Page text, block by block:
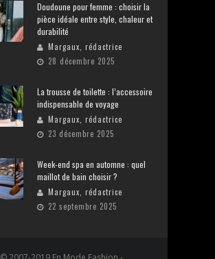
Doudoune pour femme : choisir la
pièce idéale entre style, chaleur et
durabilité
Margaux, rédactrice
28 décembre 2025
La trousse de toilette : l’accessoire
indispensable de voyage
Margaux, rédactrice
23 décembre 2025
Week-end spa en automne : quel
maillot de bain choisir ?
Margaux, rédactrice
22 septembre 2025